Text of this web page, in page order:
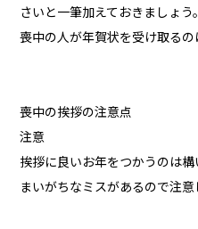
さいと一筆加えておきましょう。
喪中の人が年賀状を受け取るの
喪中の挨拶の注意点
注意
挨拶に良いお年をつかうのは
まいがちなミスがあるので注意